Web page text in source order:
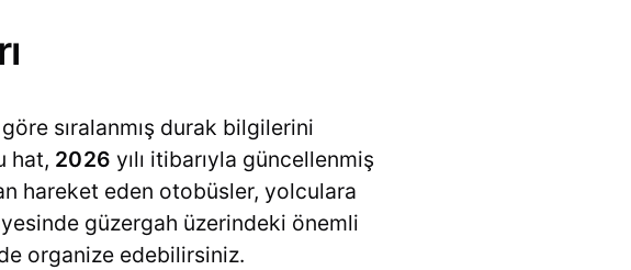
sıralanmış durak bilgilerini
hat, 2026 yılı itibarıyla güncellenmiş
hareket eden otobüsler, yolculara
güzergah üzerindeki önemli
organize edebilirsiniz.